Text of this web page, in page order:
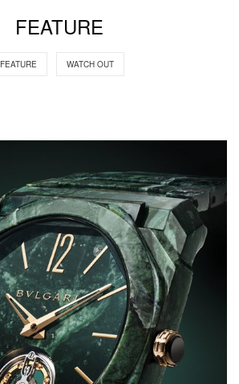
FEATURE
FEATURE WATCH OUT